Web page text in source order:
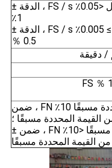
عندما معدل <0.05٪ FS / s ، الدقة ±
1٪
عندما معدل ≥ 0.005٪ FS / s ، الدقة ±
0.5 ％
القيمة المحددة مسبقًا 10٪ FN ، ضمن
قيمة محددة مسبقًا <10٪ FN ، ضمن ±